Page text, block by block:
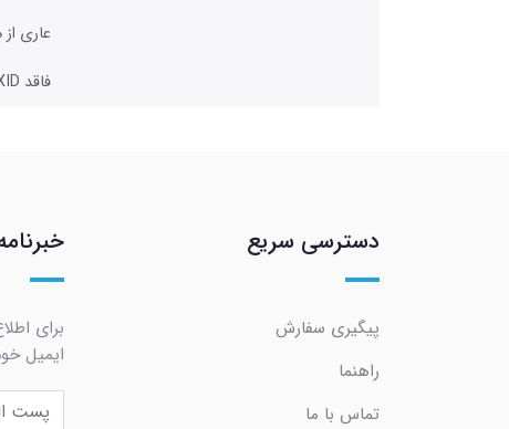
عاری
فاقد BPA,LATEX, PVC , TOXID
دسترسی سریع
پیگیری سفارش
راهنما
تماس با ما
برای
ایمیل